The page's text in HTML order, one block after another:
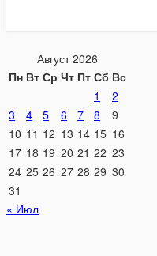
Август 2026
Пн Вт Ср Чт Пт Сб Вс
1
2
3
4 5 6 7 8
9
10 11 12 13 14 15 16
17 18 19 20 21 22 23
24 25 26 27 28 29 30
31
« Июл